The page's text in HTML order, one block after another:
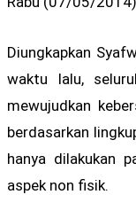
Diungkapkan
waktu lalu,
mewujudkan
berdasarkan
hanya dilakukan
aspek non fisik.